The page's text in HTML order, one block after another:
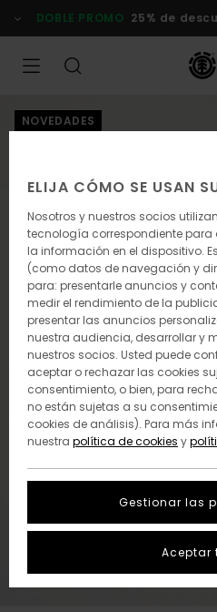
la
DOBLE PROMO 25% de
NOVEDADES
ELIJA CÓMO SE USAN
Nosotros y nuestros socios
tecnología correspondiente
la información en el dispositivo.
(como datos de navegación y
para: presentarle anuncios y
medir el rendimiento de la
presentar las anuncios
nuestra audiencia, desarrollar y
nuestros socios. Usted puede
aceptar o rechazar las cookies
consentimiento, o bien, para
no están sujetas a su
cookies de análisis). Para más
nuestra política de cookies y
Gestionar las
Aceptar